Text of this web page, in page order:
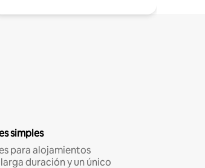
simples
para alojamientos
duración y un único